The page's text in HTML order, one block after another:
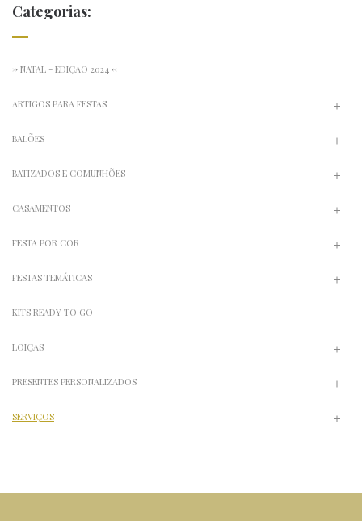
Categorias:
-> NATAL - EDIÇÃO 2024 <-
ARTIGOS PARA FESTAS
BALÕES
BATIZADOS E COMUNHÕES
CASAMENTOS
FESTA POR COR
FESTAS TEMÁTICAS
KITS READY TO GO
LOIÇAS
PRESENTES PERSONALIZADOS
SERVIÇOS